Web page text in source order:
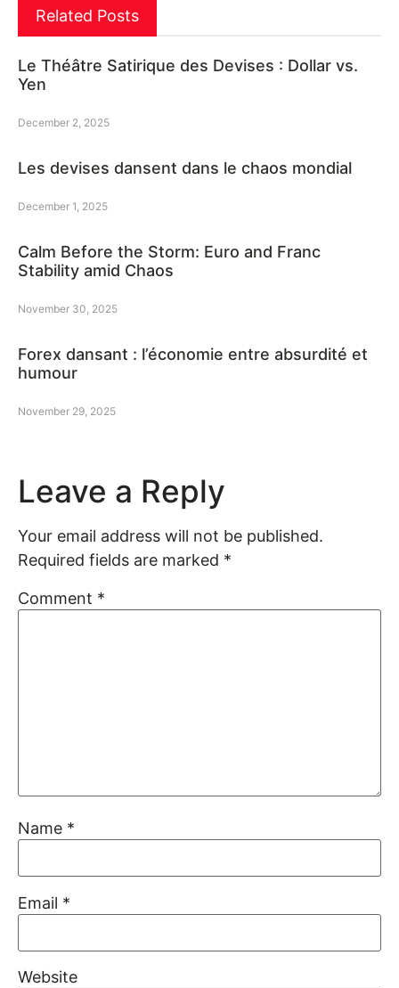
Related Posts
Le Théâtre Satirique des Devises : Dollar vs.
Yen
December 2, 2025
Les devises dansent dans le chaos mondial
December 1, 2025
Calm Before the Storm: Euro and Franc
Stability amid Chaos
November 30, 2025
Forex dansant : l’économie entre absurdité et
humour
November 29, 2025
Leave a Reply
Your email address will not be published.
Required fields are marked *
Comment *
Name *
Email *
Website